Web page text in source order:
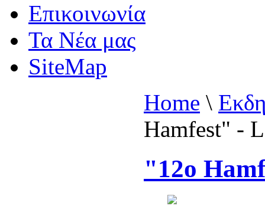
Επικοινωνία
Τα Νέα μας
SiteMap
Home \
Hamfest" -
"12ο